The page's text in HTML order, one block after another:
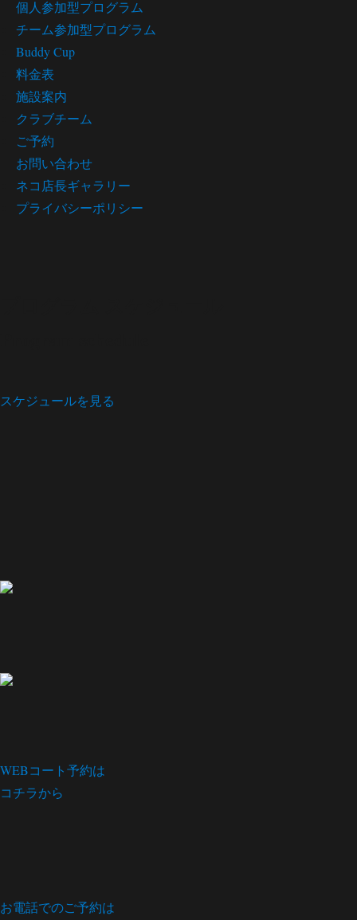
個人参加型プログラム
チーム参加型プログラム
Buddy Cup
料金表
施設案内
クラブチーム
ご予約
お問い合わせ
ネコ店長ギャラリー
プライバシーポリシー
スケジュールを見る
WEBコート予約は
コチラから
お電話でのご予約は